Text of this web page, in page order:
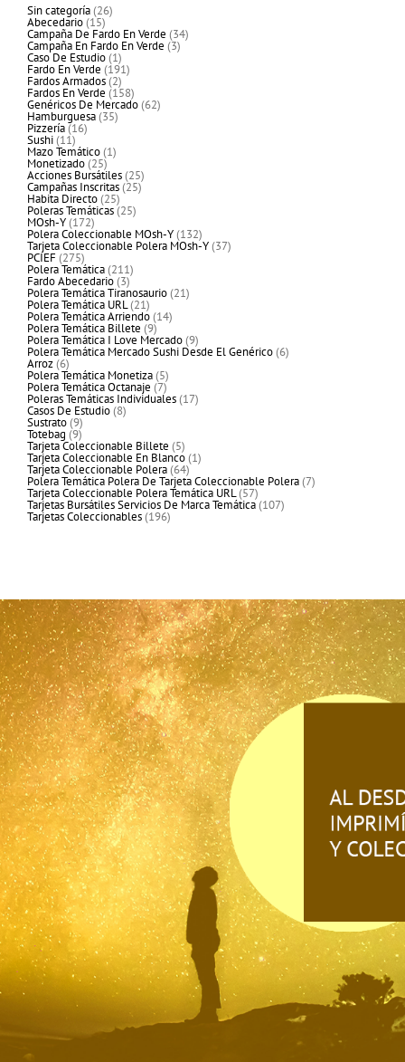
Sin categoría 2626
productos
Abecedario 1515
productos
Campaña De Fardo En Verde 3434
productos
Campaña En Fardo En Verde 33
productos
Caso De Estudio 11
producto
Fardo En Verde 191191
productos
Fardos Armados 22
productos
Fardos En Verde 158158
productos
Genéricos De Mercado 6262
productos
Hamburguesa 3535
productos
Pizzería 1616
productos
Sushi 1111
productos
Mazo Temático 11
producto
Monetizado 2525
productos
Acciones Bursátiles 2525
productos
Campañas Inscritas 2525
productos
Habita Directo 2525
productos
Poleras Temáticas 2525
productos
MOsh-Y 172172
productos
Polera Coleccionable MOsh-Y 132132
productos
Tarjeta Coleccionable Polera MOsh-Y 3737
productos
PCIEF 275275
productos
Polera Temática 211211
productos
Fardo Abecedario 33
productos
Polera Temática Tiranosaurio 2121
productos
Polera Temática URL 2121
productos
Polera Temática Arriendo 1414
productos
Polera Temática Billete 99
productos
Polera Temática I Love Mercado 99
productos
Polera Temática Mercado Sushi Desde El Genérico 66
productos
Arroz 66
productos
Polera Temática Monetiza 55
productos
Polera Temática Octanaje 77
productos
Poleras Temáticas Individuales 1717
productos
Casos De Estudio 88
productos
Sustrato 99
productos
Totebag 99
productos
Tarjeta Coleccionable Billete 55
productos
Tarjeta Coleccionable En Blanco 11
producto
Tarjeta Coleccionable Polera 6464
productos
Polera Temática Polera De Tarjeta Coleccionable Polera 77
productos
Tarjeta Coleccionable Polera Temática URL 5757
productos
Tarjetas Bursátiles Servicios De Marca Temática 107107
productos
Tarjetas Coleccionables 196196
productos